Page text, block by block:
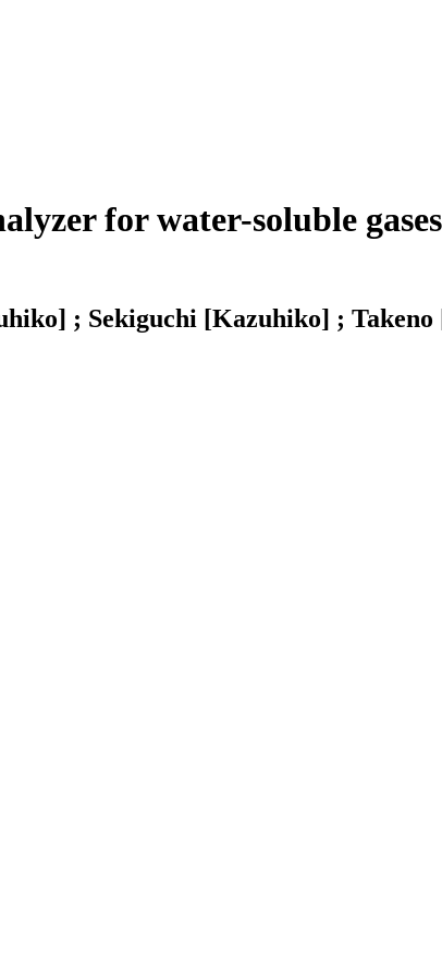
for water-soluble
; Sekiguchi [Kazuhiko] ;